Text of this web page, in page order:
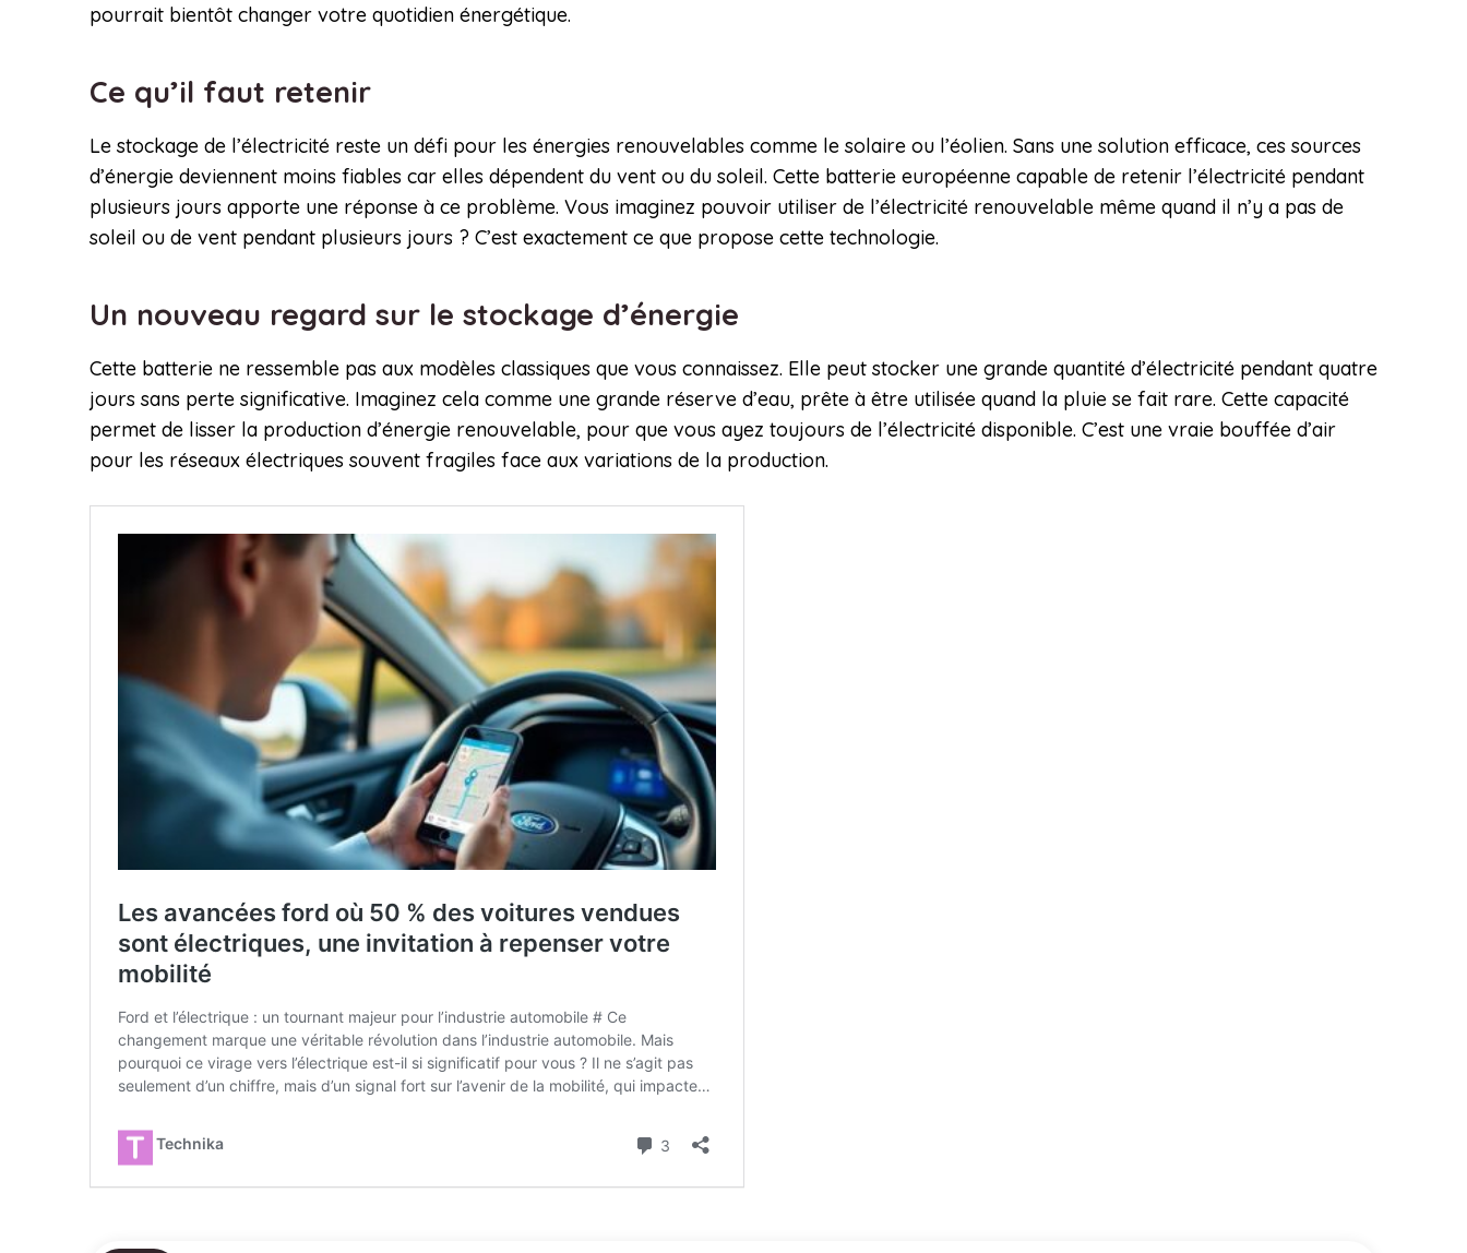
pourrait bientôt changer votre quotidien énergétique.
Ce qu’il faut retenir
Le stockage de l’électricité reste un défi pour les énergies renouvelables comme le solaire ou l’éolien. Sans une solution efficace, ces sources
d’énergie deviennent moins fiables car elles dépendent du vent ou du soleil. Cette batterie européenne capable de retenir l’électricité pendant
plusieurs jours apporte une réponse à ce problème. Vous imaginez pouvoir utiliser de l’électricité renouvelable même quand il n’y a pas de
soleil ou de vent pendant plusieurs jours ? C’est exactement ce que propose cette technologie.
Un nouveau regard sur le stockage d’énergie
Cette batterie ne ressemble pas aux modèles classiques que vous connaissez. Elle peut stocker une grande quantité d’électricité pendant quatre
jours sans perte significative. Imaginez cela comme une grande réserve d’eau, prête à être utilisée quand la pluie se fait rare. Cette capacité
permet de lisser la production d’énergie renouvelable, pour que vous ayez toujours de l’électricité disponible. C’est une vraie bouffée d’air
pour les réseaux électriques souvent fragiles face aux variations de la production.